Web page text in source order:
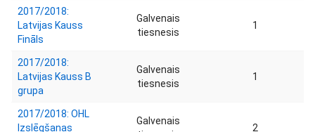
2017/2018:
Latvijas Kauss
Fināls
Galvenais
tiesnesis
1
2017/2018:
Latvijas Kauss B
grupa
Galvenais
tiesnesis
1
2017/2018: OHL
Izslēgšanas
Galvenais
2